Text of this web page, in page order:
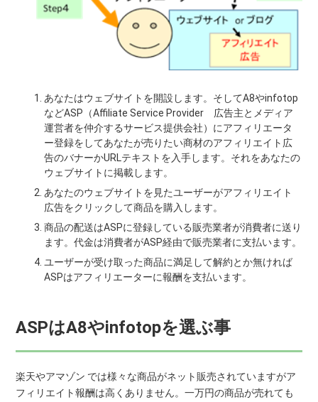
あなたはウェブサイトを開設します。そしてA8やinfotop
などASP（Affiliate Service Provider 広告主とメディア
運営者を仲介するサービス提供会社）にアフィリエータ
ー登録をしてあなたが売りたい商材のアフィリエイト広
告のバナーかURLテキストを入手します。それをあなたの
ウェブサイトに掲載します。
あなたのウェブサイトを見たユーザーがアフィリエイト
広告をクリックして商品を購入します。
商品の配送はASPに登録している販売業者が消費者に送り
ます。代金は消費者がASP経由で販売業者に支払います。
ユーザーが受け取った商品に満足して解約とか無ければ
ASPはアフィリエーターに報酬を支払います。
ASPはA8やinfotopを選ぶ事
楽天やアマゾン では様々な商品がネット販売されていますがア
フィリエイト報酬は高くありません。一万円の商品が売れても